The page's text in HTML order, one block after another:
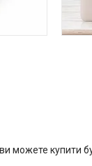
ви можете купити